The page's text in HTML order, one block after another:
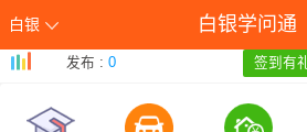
白银 白银学问通
发布 :0 签到有